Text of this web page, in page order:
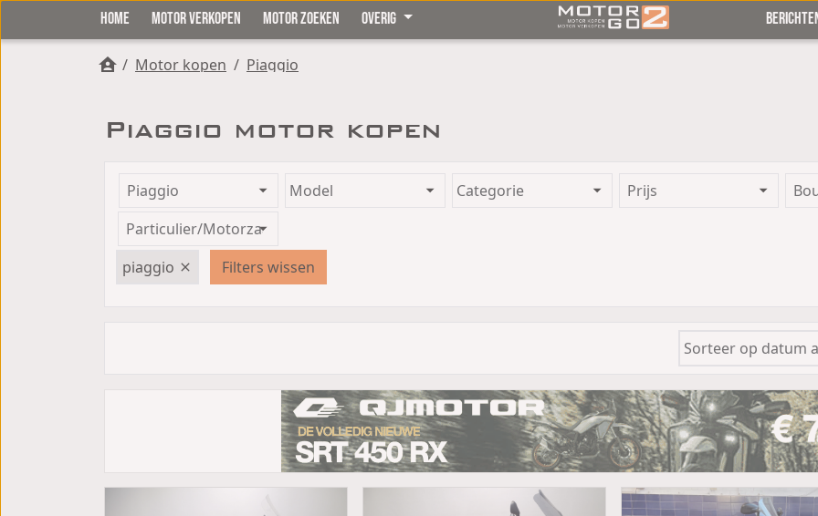
HOME MOTOR VERKOPEN MOTOR ZOEKEN OVERIG
/ Motor kopen / Piaggio
Piaggio motor kopen
Prijs
piaggio
Filters wissen